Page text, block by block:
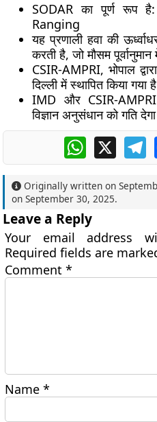
SODAR का पूर्ण रूप
Ranging
यह प्रणाली हवा की
करती है, जो मौसम पूर्वानुमान
CSIR-AMPRI, भोपाल
दिल्ली में स्थापित किया गया
IMD और CSIR-
विज्ञान अनुसंधान को गति
WhatsApp
X
Originally written on
onSeptember 30, 2025.
Leave a Reply
Your email address
Required fields are
Comment*
Name*